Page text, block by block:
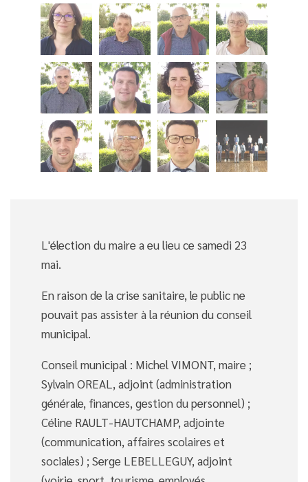
L'élection du maire a eu lieu ce samedi 23
mai.
En raison de la crise sanitaire, le public ne
pouvait pas assister à la réunion du conseil
municipal.
Conseil municipal : Michel VIMONT, maire ;
Sylvain OREAL, adjoint (administration
générale, finances, gestion du personnel) ;
Céline RAULT-HAUTCHAMP, adjointe
(communication, affaires scolaires et
sociales) ; Serge LEBELLEGUY, adjoint